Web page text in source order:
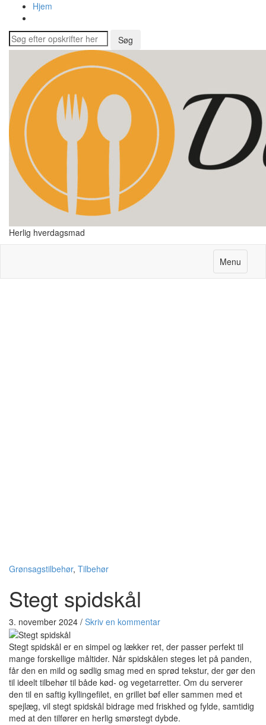
Hjem
Herlig hverdagsmad
Menu
Grønsagstilbehør, Tilbehør
Stegt spidskål
3. november 2024 / Skriv en kommentar
Stegt spidskål er en simpel og lækker ret, der passer perfekt til
mange forskellige måltider. Når spidskålen steges let på panden,
får den en mild og sødlig smag med en sprød tekstur, der gør den
til ideelt tilbehør til både kød- og vegetarretter. Om du serverer
den til en saftig kyllingefilet, en grillet bøf eller sammen med et
spejlæg, vil stegt spidskål bidrage med friskhed og fylde, samtidig
med at den tilfører en herlig smørstegt dybde.